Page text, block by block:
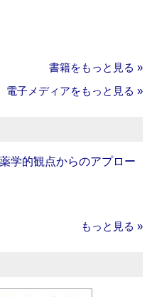
書籍をもっと見る »
電子メディアをもっと見る »
学的観点からのアプロー
もっと見る »